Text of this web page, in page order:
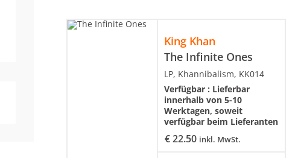
King Khan
The Infinite Ones
€22.50 inkl. MwSt.
LP, Khannibalism, KK014
Verfügbar : Lieferbar
innerhalb von 5-10
Werktagen, soweit
verfügbar beim Lieferanten